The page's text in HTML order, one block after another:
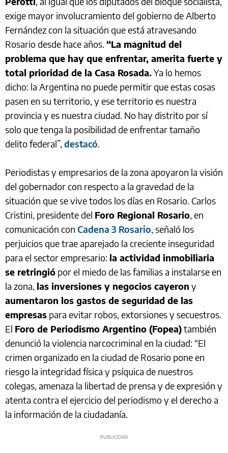
exige mayor involucramiento del gobierno de Alberto
Fernández con la situación que está atravesando
Rosario desde hace años. “La magnitud del
problema que hay que enfrentar, amerita fuerte y
total prioridad de la Casa Rosada.Ya lo hemos
dicho: la Argentina no puede permitir que estas cosas
pasen en su territorio, y ese territorio es nuestra
provincia y es nuestra ciudad. No hay distrito por sí
solo que tenga la posibilidad de enfrentar tamaño
delito federal”, destacó.
Periodistas y empresarios de la zona apoyaron la visión
del gobernador con respecto a la gravedad de la
situación que se vive todos los días en Rosario. Carlos
Cristini, presidente del Foro Regional Rosario, en
comunicación con Cadena 3 Rosario, señaló los
perjuicios que trae aparejado la creciente inseguridad
para el sector empresario: la actividad inmobiliaria
se retringió por el miedo de las familias a instalarse en
la zona, las inversiones y negocios cayeron y
aumentaron los gastos de seguridad de las
empresas para evitar robos, extorsiones y secuestros.
El Foro de Periodismo Argentino (Fopea)también
denunció la violencia narcocriminal en la ciudad: “El
crimen organizado en la ciudad de Rosario pone en
riesgo la integridad física y psíquica de nuestros
colegas, amenaza la libertad de prensa y de expresión y
atenta contra el ejercicio del periodismo y el derecho a
la información de la ciudadanía.